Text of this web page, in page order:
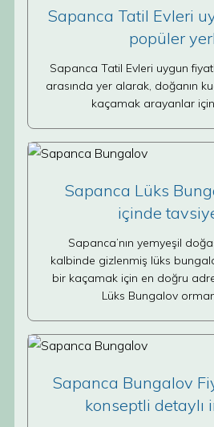
Sapanca Tatil Evleri
popüler
Sapanca Tatil Evleri uygun
arasında yer alarak, doğanın
kaçamak arayanlar
Sapanca Lüks
içinde
Sapanca’nın yemyeşil
kalbinde gizlenmiş lüks
bir kaçamak için en doğru
Lüks Bungalov
Sapanca Bungalov
konseptli detaylı